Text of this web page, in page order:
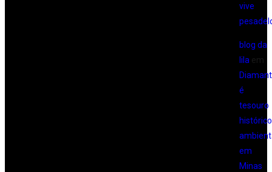
vive
blog da
lila em
é
tesouro
histórico
em
Minas